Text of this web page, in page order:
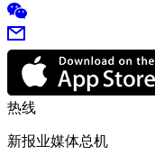
热线
新报业媒体总机